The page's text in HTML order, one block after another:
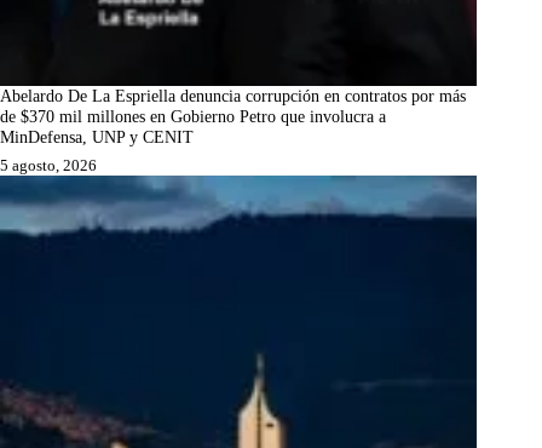
Abelardo De La Espriella denuncia corrupción en contratos por más
de $370 mil millones en Gobierno Petro que involucra a
MinDefensa, UNP y CENIT
5 agosto, 2026